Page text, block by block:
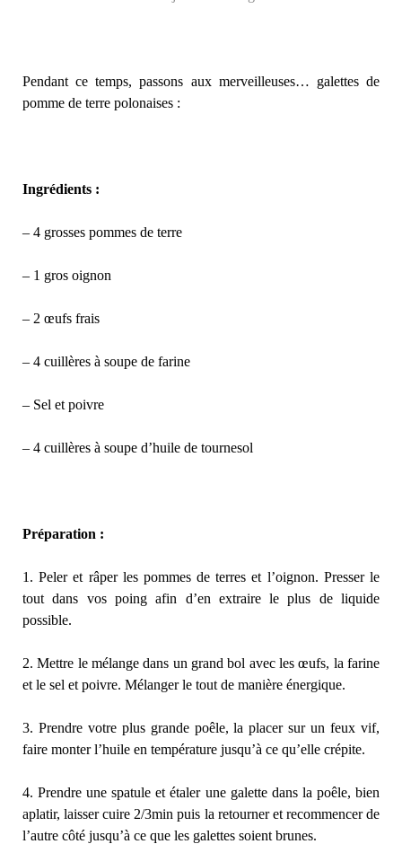
Pendant ce temps, passons aux merveilleuses… galettes de
pomme de terre polonaises :
Ingrédients :
– 4 grosses pommes de terre
– 1 gros oignon
– 2 œufs frais
– 4 cuillères à soupe de farine
– Sel et poivre
– 4 cuillères à soupe d’huile de tournesol
Préparation :
1. Peler et râper les pommes de terres et l’oignon. Presser le
tout dans vos poing afin d’en extraire le plus de liquide
possible.
2. Mettre le mélange dans un grand bol avec les œufs, la farine
et le sel et poivre. Mélanger le tout de manière énergique.
3. Prendre votre plus grande poêle, la placer sur un feux vif,
faire monter l’huile en température jusqu’à ce qu’elle crépite.
4. Prendre une spatule et étaler une galette dans la poêle, bien
aplatir, laisser cuire 2/3min puis la retourner et recommencer de
l’autre côté jusqu’à ce que les galettes soient brunes.